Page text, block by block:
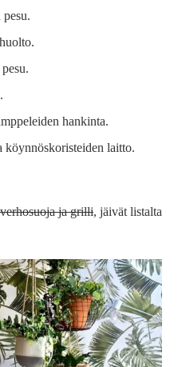
hankinta.
köynnöskoristeiden laitto.
ja grilli, jäivät listalta